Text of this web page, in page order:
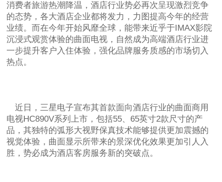
消费者旅游热潮降温，酒店行业势必再次呈现激烈竞争
的态势，各大酒店企业都将发力，力图提高今年的经营
业绩。而在今年开始风靡全球，能带来近乎于IMAX影院
沉浸式观赏体验的曲面电视，自然成为高端酒店行业进
一步提升客户入住体验，强化品牌服务质感的市场切入
热点。
近日，三星电子宣布其首款面向酒店行业的曲面商用
电视HC890V系列上市，包括55、65英寸2款尺寸的产
品，其独特的弧形大视野保真技术能够提供更加震撼的
视觉体验，曲面显示所带来的景深优化效果更加引人入
胜，势必成为酒店客房服务新的突破点。